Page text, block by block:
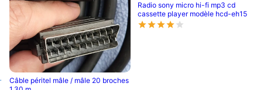
Câble péritel mâle / mâle 20 broches
Radio sony micro hi-fi mp3 cd
cassette player modèle hcd-eh15